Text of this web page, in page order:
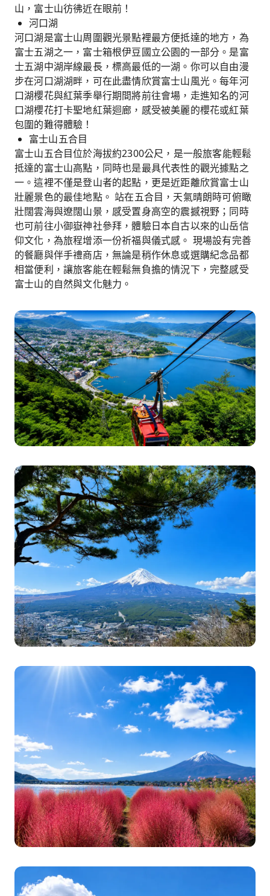
山，富士山彷彿近在眼前！
河口湖
河口湖是富士山周圍觀光景點裡最方便抵達的地方，為
富士五湖之一，富士箱根伊豆國立公園的一部分。是富
士五湖中湖岸線最長，標高最低的一湖。你可以自由漫
步在河口湖湖畔，可在此盡情欣賞富士山風光。每年河
口湖櫻花與紅葉季舉行期間將前往會場，走進知名的河
口湖櫻花打卡聖地紅葉迴廊，感受被美麗的櫻花或紅葉
包圍的難得體驗！
富士山五合目
富士山五合目位於海拔約2300公尺，是一般旅客能輕鬆
抵達的富士山高點，同時也是最具代表性的觀光據點之
一。這裡不僅是登山者的起點，更是近距離欣賞富士山
壯麗景色的最佳地點。 站在五合目，天氣晴朗時可俯瞰
壯闊雲海與遼闊山景，感受置身高空的震撼視野；同時
也可前往小御嶽神社參拜，體驗日本自古以來的山岳信
仰文化，為旅程增添一份祈福與儀式感。 現場設有完善
的餐廳與伴手禮商店，無論是稍作休息或選購紀念品都
相當便利，讓旅客能在輕鬆無負擔的情況下，完整感受
富士山的自然與文化魅力。